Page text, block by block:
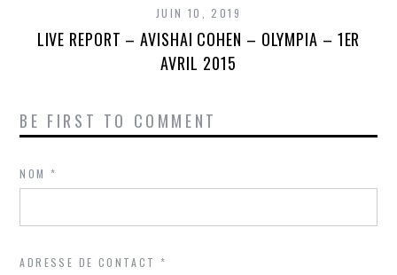
JUIN 10, 2019
LIVE REPORT – AVISHAI COHEN – OLYMPIA – 1ER
AVRIL 2015
BE FIRST TO COMMENT
NOM*
ADRESSE DE CONTACT*